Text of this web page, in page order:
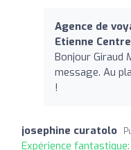
Agence de
Etienne
Bonjour Giraud
message. Au
!
josephine curatolo
Expérience fantastique: